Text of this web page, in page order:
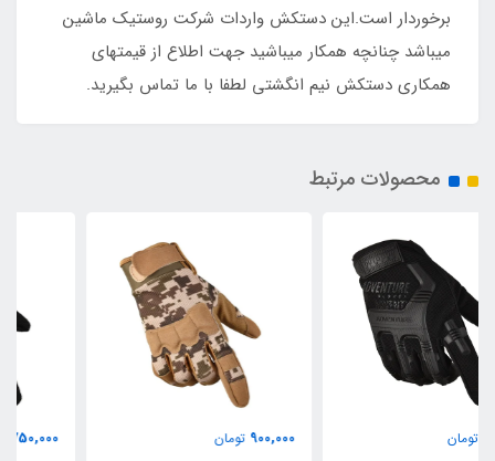
برخوردار است.این دستکش واردات شرکت روستیک ماشین
میباشد چنانچه همکار میباشید جهت اطلاع از قیمتهای
همکاری دستکش نیم انگشتی لطفا با ما تماس بگیرید.
محصولات مرتبط
900,000
750,000